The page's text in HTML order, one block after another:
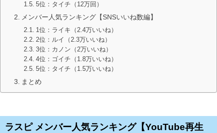
5位：タイチ（12万回）
メンバー人気ランキング【SNSいいね数編】
1位：ライキ（2.4万いいね）
2位：ルイ（2.3万いいね）
3位：カノン（2万いいね）
4位：ゴイチ（1.8万いいね）
5位：タイチ（1.5万いいね）
まとめ
ラスピ メンバー人気ランキング【YouTube再生